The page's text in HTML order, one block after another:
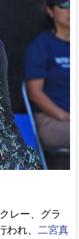
レー、グラ
れ、
二宮真